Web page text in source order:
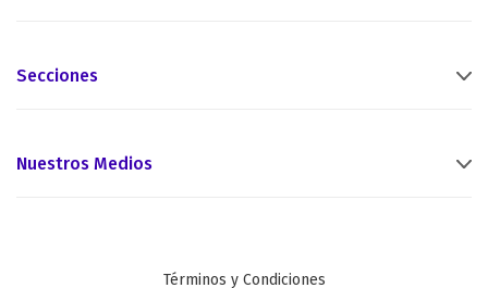
Secciones
Nuestros Medios
Términos y Condiciones